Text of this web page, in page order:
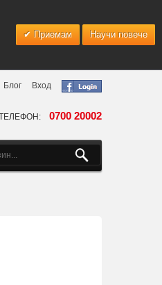
Приемам Научи повече
Блог Вход
0700 20002